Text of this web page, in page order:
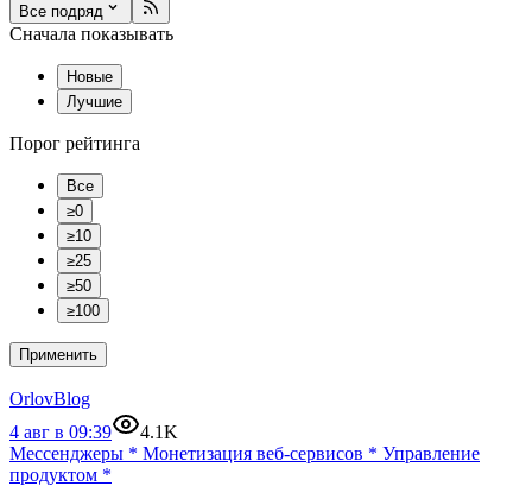
Все подряд
Сначала показывать
Новые
Лучшие
Порог рейтинга
Все
≥0
≥10
≥25
≥50
≥100
Применить
OrlovBlog
4 авг в 09:39
4.1K
Мессенджеры * Монетизация веб-сервисов * Управление
продуктом *